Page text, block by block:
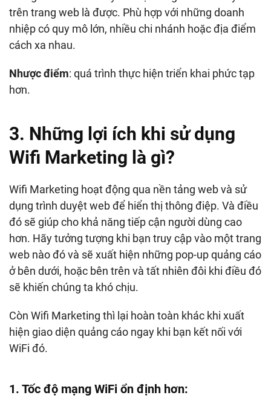
trên trang web là được. Phù hợp với những doanh
nhiệp có quy mô lớn, nhiều chi nhánh hoặc địa điểm
cách xa nhau.
Nhược điểm: quá trình thực hiện triển khai phức tạp
hơn.
3. Những lợi ích khi sử dụng
Wifi Marketing là gì?
Wifi Marketing hoạt động qua nền tảng web và sử
dụng trình duyệt web để hiển thị thông điệp. Và điều
đó sẽ giúp cho khả năng tiếp cận người dùng cao
hơn. Hãy tưởng tượng khi bạn truy cập vào một trang
web nào đó và sẽ xuất hiện những pop-up quảng cáo
ở bên dưới, hoặc bên trên và tất nhiên đôi khi điều đó
sẽ khiến chúng ta khó chịu.
Còn Wifi Marketing thì lại hoàn toàn khác khi xuất
hiện giao diện quảng cáo ngay khi bạn kết nối với
WiFi đó.
1. Tốc độ mạng WiFi ổn định hơn: